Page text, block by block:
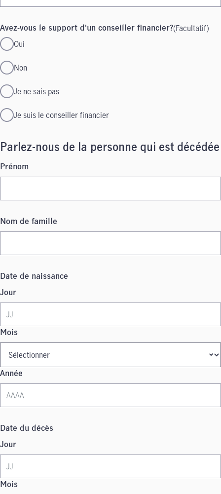
Avez-vous le support d'un conseiller financier?(Facultatif)
Oui
Non
Je ne sais pas
Je suis le conseiller financier
Parlez-nous de la personne qui est décédée
Prénom
Nom de famille
Date de naissance
Jour
Mois
Année
Date du décès
Jour
Mois